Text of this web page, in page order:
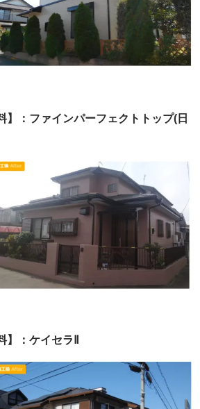
】：ファインパーフェクトトップ(日
】：ケイセラⅡ